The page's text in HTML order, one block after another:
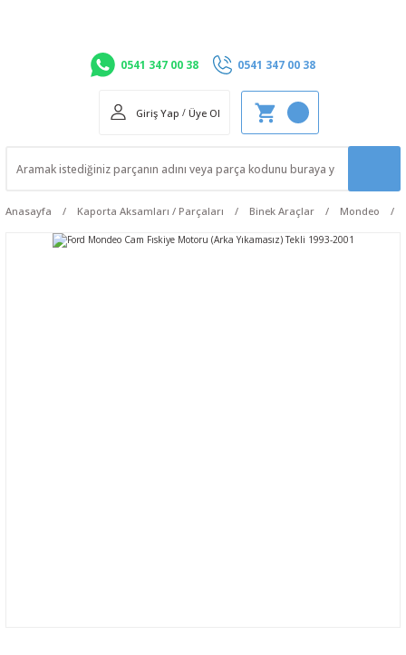
0541 347 00 38 0541 347 00 38
Giriş Yap / Üye Ol
Anasayfa Kaporta Aksamları / Parçaları Binek Araçlar Mondeo